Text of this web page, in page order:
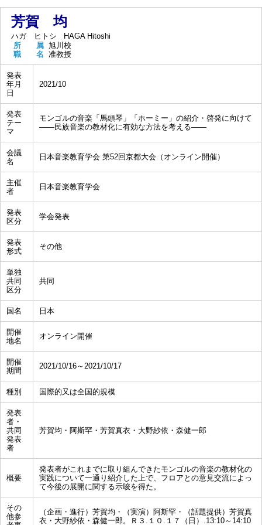
芳賀 均
ハガ ヒトシ
HAGA Hitoshi
所 属 旭川校
職 名 准教授
発表
年月
日
2021/10
発表
テー
マ
モンゴルの音楽「馬頭琴」「ホーミー」の紹介・啓発に向けて
――民族音楽の教材化に有効な方法を考える――
会議
名
日本音楽教育学会 第52回京都大会（オンライン開催）
主催
者
日本音楽教育学会
発表
区分
学会発表
発表
形式
その他
単独
共同
区分
共同
国名 日本
開催
地名
オンライン開催
開催
期間
2021/10/16～2021/10/17
種別 国際的又は全国的規模
発表
者・
共同
発表
者
芳賀均・阿斯罕・芳賀真衣・大野紗依・森健一郎
概要
発表者がこれまでに取り組んできたモンゴルの音楽の教材化の
実践について一通り紹介した上で、フロアとの意見交流によっ
て今後の展開に関する示唆を得た。
その
他参
（企画・進行）芳賀均・（実演）阿斯罕・（話題提供）芳賀真
衣・大野紗依・森健一郎。Ｒ３.１０.１７（日）.13:10～14:10